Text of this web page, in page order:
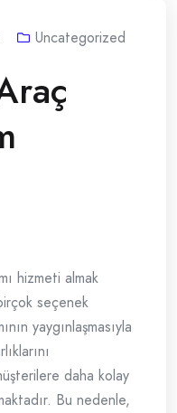
Uncategorized
hizmeti almak
seçenek
yaygınlaşmasıyla
daha kolay
Bu nedenle,